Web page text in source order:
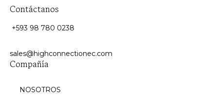
Contáctanos
+593 98 780 0238
sales@highconnectionec.com
Compañía
NOSOTROS